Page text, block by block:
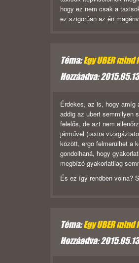
hogy ez nem csak a
ez szigorúan az én
Téma:Egy UBER
Hozzáadva:
Érdekes, az is, hogy amíg
addig az ubert semmilyen
felelős, de azt nem
járművel (taxira
között, ergo felmerülhet a
gondolhaná, hogy
megbízó gyakorlatilag
És ez így rendben volna?
Téma:Egy UBER
Hozzáadva: